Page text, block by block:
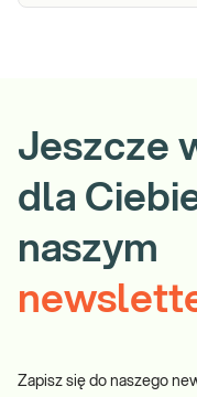
Jeszcze
dla
naszym
Zapisz się do naszego